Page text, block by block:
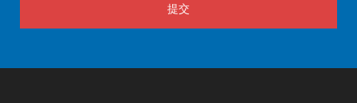
提交